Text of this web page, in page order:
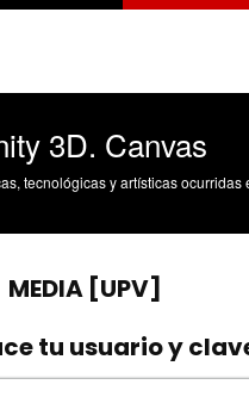
artísticas ocurridas en los tres